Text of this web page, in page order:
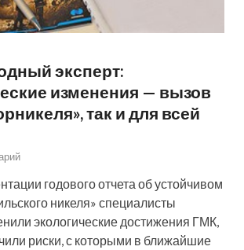
эксперт:
изменения — вызов
так и для всей
годового отчета об устойчивом
никеля» специалисты
экологические достижения ГМК,
риски, с которыми в ближайшие